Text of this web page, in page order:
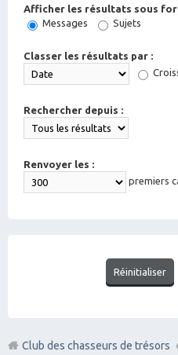
Afficher les résultats sous
Messages
Sujets
Classer les résultats par :
Rechercher depuis :
Renvoyer les :
premiers
Club des chasseurs de trésors